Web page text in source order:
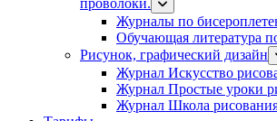
проволоки.
Журналы по
Обучающая литература
Рисунок, графический дизайн
Журнал Искусство
Журнал Простые уроки
Журнал Школа